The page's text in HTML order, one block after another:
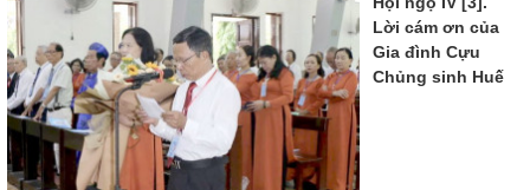
Lời cám ơn của
Gia đình Cựu
Chủng sinh Huế